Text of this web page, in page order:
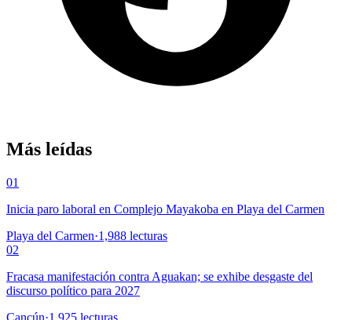
Más leídas
01
Inicia paro laboral en Complejo Mayakoba en Playa del Carmen
Playa del Carmen·1,988 lecturas
02
Fracasa manifestación contra Aguakan; se exhibe desgaste del
discurso político para 2027
Cancún·1,925 lecturas